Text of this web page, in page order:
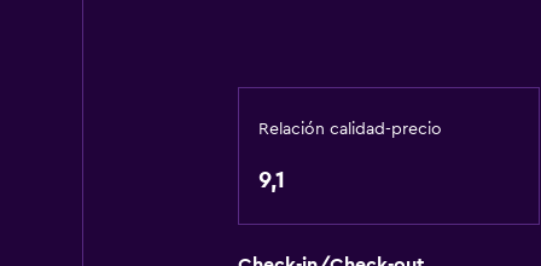
TV de pantalla plana
Relación calidad-precio
9,1